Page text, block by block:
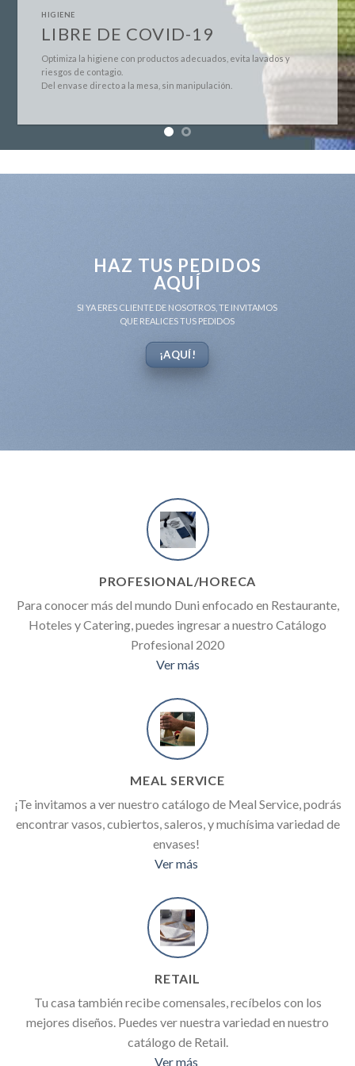
HIGIENE
LIBRE DE COVID-19
Optimiza la higiene con productos adecuados, evita lavados y
riesgos de contagio.
Del envase directo a la mesa, sin manipulación.
HAZ TUS PEDIDOS
AQUÍ
SI YA ERES CLIENTE DE NOSOTROS, TE INVITAMOS
QUE REALICES TUS PEDIDOS
¡AQUÍ!
PROFESIONAL/HORECA
Para conocer más del mundo Duni enfocado en Restaurante,
Hoteles y Catering, puedes ingresar a nuestro Catálogo
Profesional 2020
Ver más
MEAL SERVICE
¡Te invitamos a ver nuestro catálogo de Meal Service, podrás
encontrar vasos, cubiertos, saleros, y muchísima variedad de
envases!
Ver más
RETAIL
Tu casa también recibe comensales, recíbelos con los
mejores diseños. Puedes ver nuestra variedad en nuestro
catálogo de Retail.
Ver más